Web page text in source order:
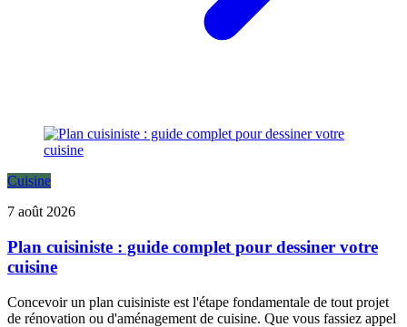
Cuisine
7 août 2026
Plan cuisiniste : guide complet pour dessiner votre
cuisine
Concevoir un plan cuisiniste est l'étape fondamentale de tout projet
de rénovation ou d'aménagement de cuisine. Que vous fassiez appel